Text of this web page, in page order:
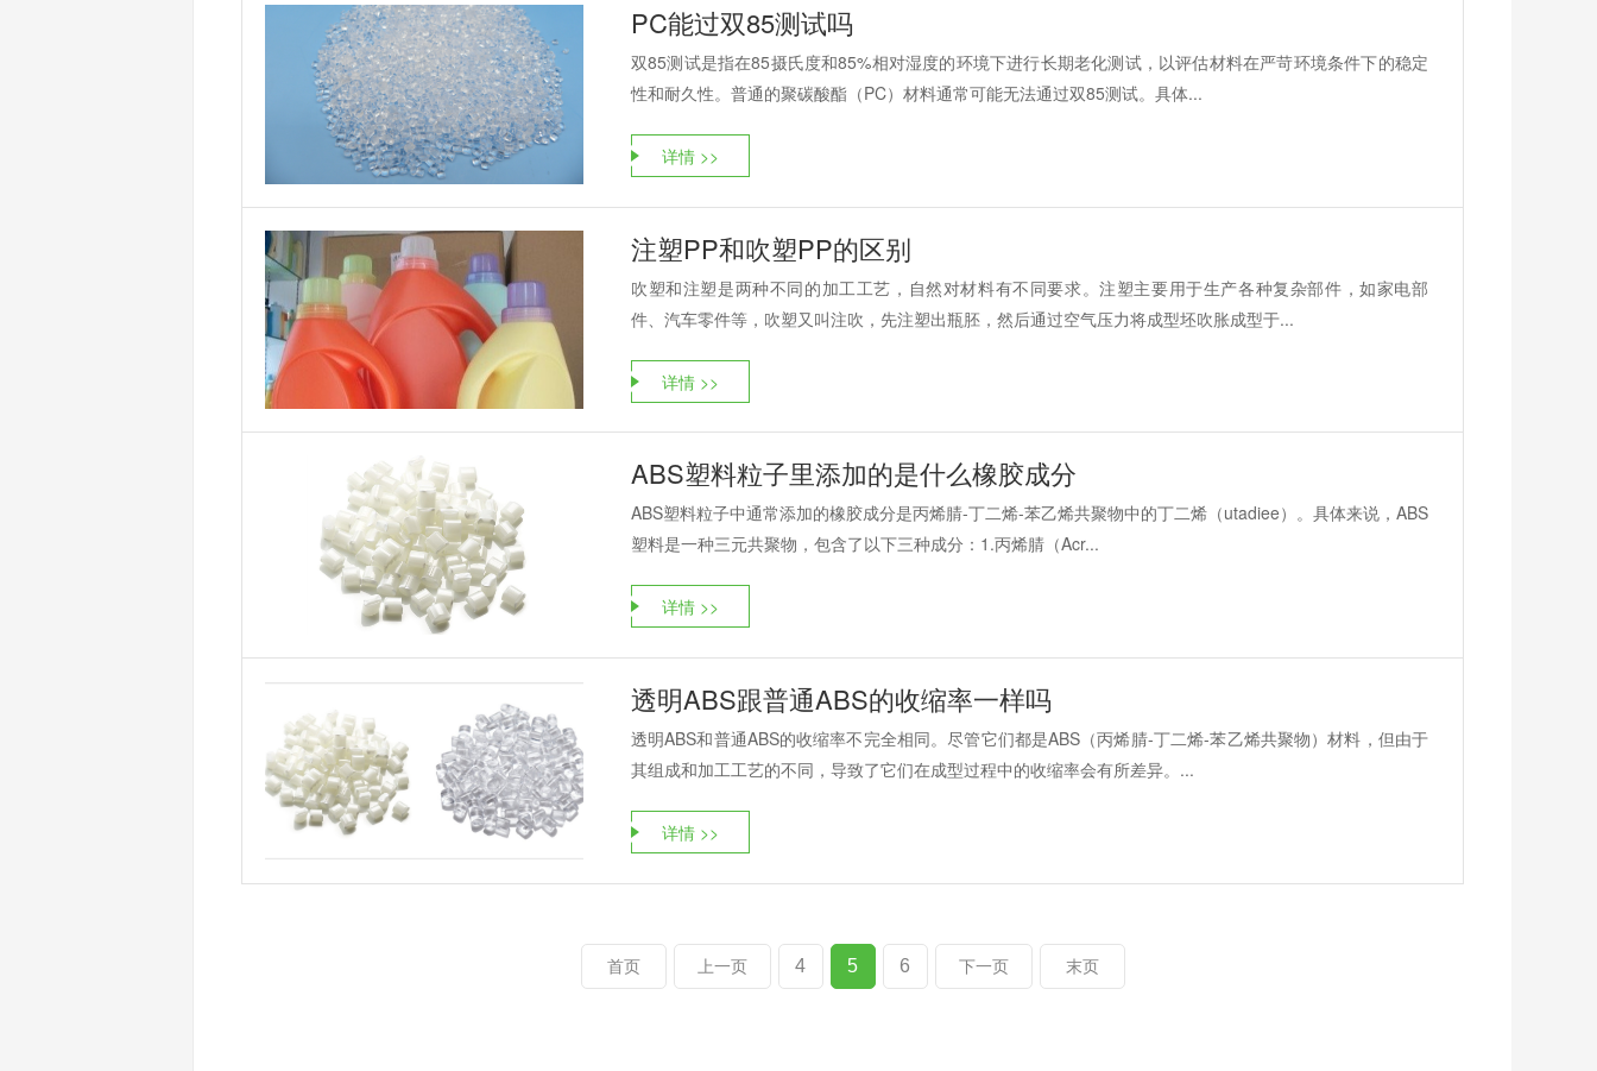
PC能过双85测试吗
双85测试是指在85摄氏度和85%相对湿度的环境下进行长期老化测试，以评估材料在严苛环境条件下的稳定
性和耐久性。普通的聚碳酸酯（PC）材料通常可能无法通过双85测试。具体...
详情 >>
注塑PP和吹塑PP的区别
吹塑和注塑是两种不同的加工工艺，自然对材料有不同要求。注塑主要用于生产各种复杂部件，如家电部
件、汽车零件等，吹塑又叫注吹，先注塑出瓶胚，然后通过空气压力将成型坯吹胀成型于...
详情 >>
ABS塑料粒子里添加的是什么橡胶成分
ABS塑料粒子中通常添加的橡胶成分是丙烯腈-丁二烯-苯乙烯共聚物中的丁二烯（utadiee）。具体来说，ABS
塑料是一种三元共聚物，包含了以下三种成分：1.丙烯腈（Acr...
详情 >>
透明ABS跟普通ABS的收缩率一样吗
透明ABS和普通ABS的收缩率不完全相同。尽管它们都是ABS（丙烯腈-丁二烯-苯乙烯共聚物）材料，但由于
其组成和加工工艺的不同，导致了它们在成型过程中的收缩率会有所差异。...
详情 >>
首页 上一页 4 5 6 下一页 末页